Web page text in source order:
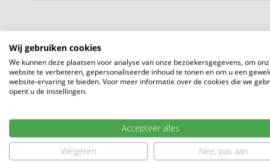
Bouwnummer: 37
Wonen in Oude-Tonge
Oude-Tonge biedt het beste van twee werelden: rust
voorzieningen binnen handbereik. Supermarkten,
Daarnaast liggen het Grevelingenmeer, de jachthaven
hoek. Ideaal voor liefhebbers van natuur, water en
Indeling
Aantal kamers
4
Aantal slaapkamers
Aantal woonlagen
1
Wij gebruiken cookies
We kunnen deze plaatsen voor analyse van onze bezoekersgegevens, om
website te verbeteren, gepersonaliseerde inhoud te tonen en om u een
website-ervaring te bieden. Voor meer informatie over de cookies die we
opent u de instellingen.
Accepteer alles
Weigeren
Nee, pas aan